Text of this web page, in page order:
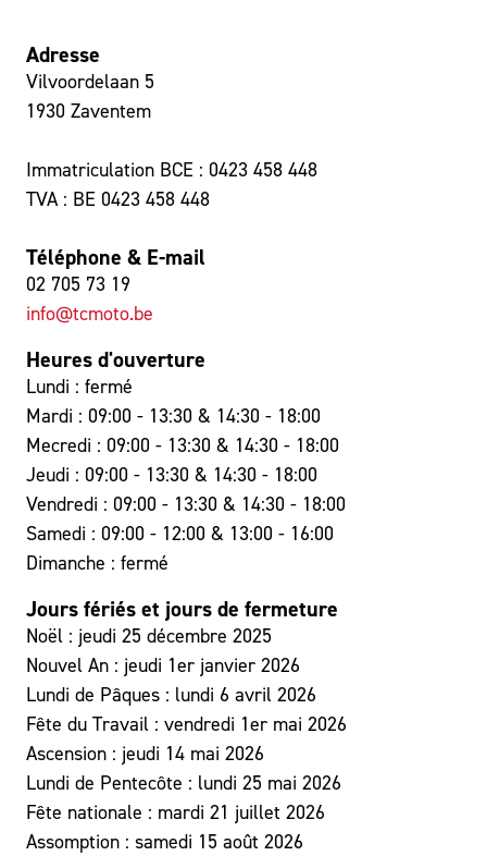
Adresse
Vilvoordelaan 5
1930 Zaventem
Immatriculation BCE : 0423 458 448
TVA : BE 0423 458 448
Téléphone & E-mail
02 705 73 19
info@tcmoto.be
Heures d'ouverture
Lundi : fermé
Mardi : 09:00 - 13:30 & 14:30 - 18:00
Mecredi : 09:00 - 13:30 & 14:30 - 18:00
Jeudi : 09:00 - 13:30 & 14:30 - 18:00
Vendredi : 09:00 - 13:30 & 14:30 - 18:00
Samedi : 09:00 - 12:00 & 13:00 - 16:00
Dimanche : fermé
Jours fériés et jours de fermeture
Noël : jeudi 25 décembre 2025
Nouvel An : jeudi 1er janvier 2026
Lundi de Pâques : lundi 6 avril 2026
Fête du Travail : vendredi 1er mai 2026
Ascension : jeudi 14 mai 2026
Lundi de Pentecôte : lundi 25 mai 2026
Fête nationale : mardi 21 juillet 2026
Assomption : samedi 15 août 2026